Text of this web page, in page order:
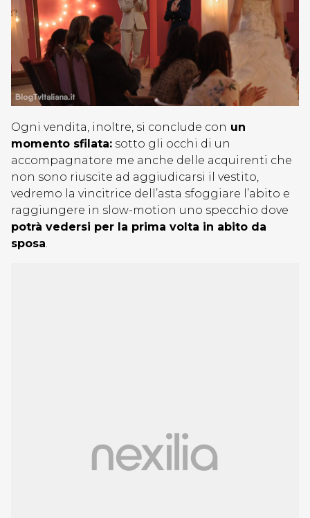
Ogni vendita, inoltre, si conclude con un
momento sfilata: sotto gli occhi di un
accompagnatore me anche delle acquirenti che
non sono riuscite ad aggiudicarsi il vestito,
vedremo la vincitrice dell’asta sfoggiare l’abito e
raggiungere in slow-motion uno specchio dove
potrà vedersi per la prima volta in abito da
sposa.